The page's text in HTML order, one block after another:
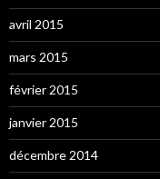
avril 2015
mars 2015
février 2015
janvier 2015
décembre 2014